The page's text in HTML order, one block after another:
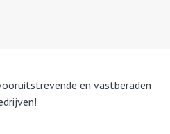
en vastberaden